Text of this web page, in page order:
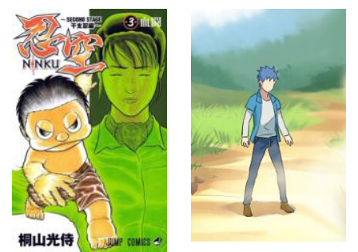
Chapter 119 24/09/2024
Chapter 118 24/09/2024
Chapter 117 24/09/2024
Chapter 116 24/09/2024
24/09/2024